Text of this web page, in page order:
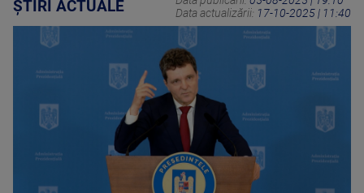
ȘTIRI ACTUALE
Data actualizării: 17-10-2025 | 11:40